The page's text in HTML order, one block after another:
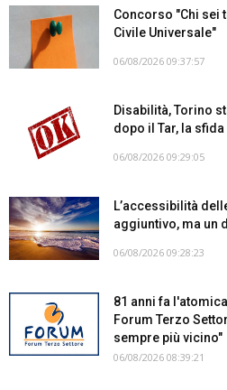
Concorso "Chi sei
Civile Universale"
06/08/2026 09:37:57
Disabilità, Torino
dopo il Tar, la
06/08/2026 09:29:05
L’accessibilità
aggiuntivo, ma un
06/08/2026 09:28:23
81 anni fa
Forum Terzo
sempre più vicino"
06/08/2026 08:39:21